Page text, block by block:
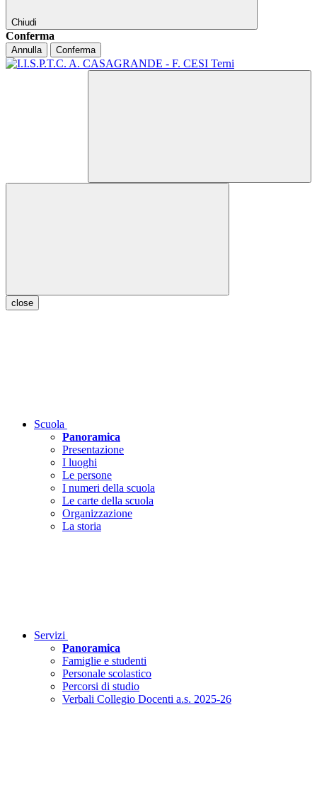
Chiudi
Conferma
Annulla Conferma
close
Scuola
Panoramica
Presentazione
I luoghi
Le persone
I numeri della scuola
Le carte della scuola
Organizzazione
La storia
Servizi
Panoramica
Famiglie e studenti
Personale scolastico
Percorsi di studio
Verbali Collegio Docenti a.s. 2025-26